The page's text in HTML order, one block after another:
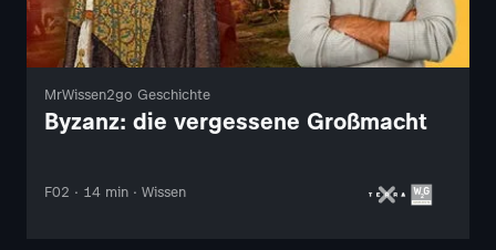
MrWissen2go Geschichte
Byzanz: die vergessene Großmacht
F02 · 14 min · Wissen